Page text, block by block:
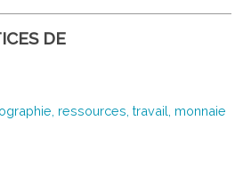
DE
ressources, travail, monnaie